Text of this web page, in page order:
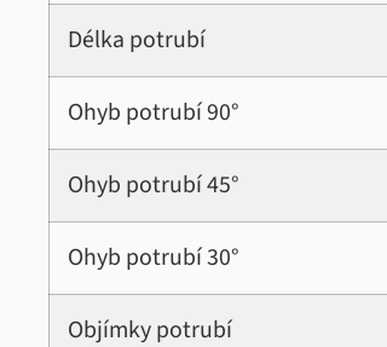
Délka potrubí
Ohyb potrubí 90°
Ohyb potrubí 45°
Ohyb potrubí 30°
Objímky potrubí